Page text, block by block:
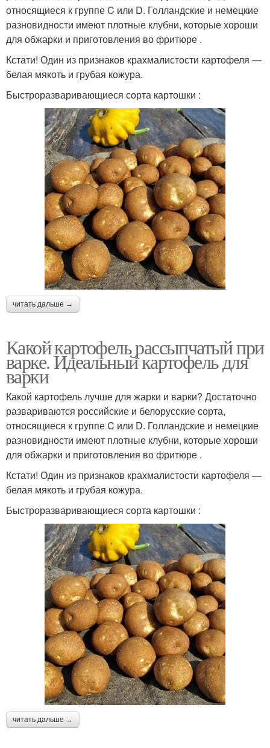
относящиеся к группе C или D. Голландские и немецкие
разновидности имеют плотные клубни, которые хороши
для обжарки и приготовления во фритюре .
Кстати! Один из признаков крахмалистости картофеля —
белая мякоть и грубая кожура.
Быстроразваривающиеся сорта картошки :
читать дальше →
Какой картофель рассыпчатый при
варке. Идеальный картофель для
варки
Какой картофель лучше для жарки и варки? Достаточно
развариваются российские и белорусские сорта,
относящиеся к группе C или D. Голландские и немецкие
разновидности имеют плотные клубни, которые хороши
для обжарки и приготовления во фритюре .
Кстати! Один из признаков крахмалистости картофеля —
белая мякоть и грубая кожура.
Быстроразваривающиеся сорта картошки :
читать дальше →